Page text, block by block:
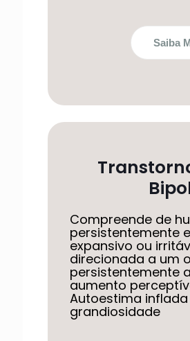
Saiba
Compreende de
persistentemente
expansivo ou
direcionada a um
persistentemente
aumento
Autoestima
grandiosidade